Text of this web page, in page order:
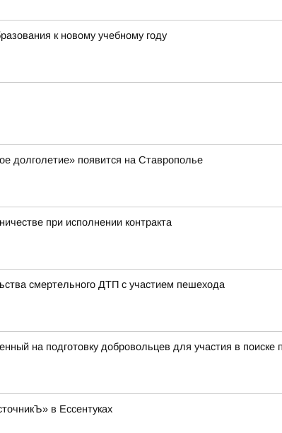
к новому учебному году
долголетие» появится на Ставрополье
при исполнении контракта
смертельного ДТП с участием пешехода
на подготовку добровольцев для участия в поиске
в Ессентуках